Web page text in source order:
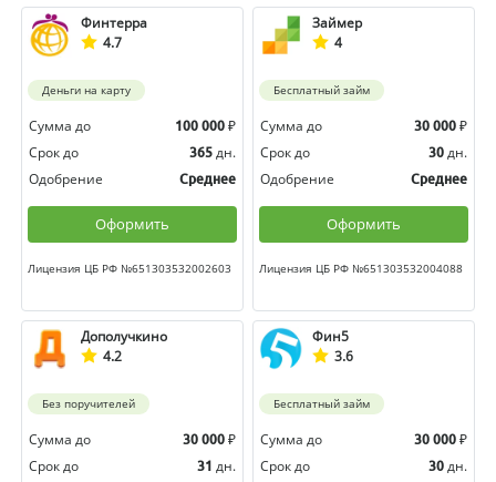
Финтерра
4.7
Деньги на карту
Сумма до 100 000 ₽
Срок до
365 дн.
Одобрение
Среднее
Оформить
Лицензия ЦБ РФ №651303532002603
Займер
4
Бесплатный займ
Сумма до 30 000 ₽
Срок до
30 дн.
Одобрение
Среднее
Оформить
Лицензия ЦБ РФ №651303532004088
Дополучкино
4.2
Без поручителей
Сумма до 30 000 ₽
Срок до
31 дн.
Фин5
3.6
Бесплатный займ
Сумма до 30 000 ₽
Срок до
30 дн.